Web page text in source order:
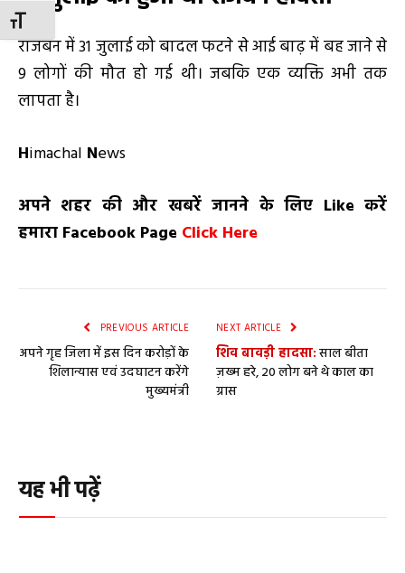
TOGGLE FONT SIZE
राजबन में 31 जुलाई को बादल फटने से आई बाढ़ में बह जाने से
9 लोगों की मौत हो गई थी। जबकि एक व्यक्ति अभी तक
लापता है।
Himachal News
अपने शहर की और खबरें जानने के लिए Likeकरें
हमारा Facebook Page Click Here
PREVIOUS ARTICLE
अपने गृह जिला में इस दिन करोड़ों के
शिलान्यास एवं उदघाटन करेंगे
मुख्यमंत्री
NEXT ARTICLE
शिव बावड़ी हादसा:साल बीता
ज़ख्म हरे, 20 लोग बने थे काल का
ग्रास
यह भी पढ़ें